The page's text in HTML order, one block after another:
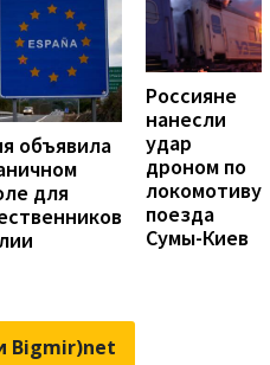
объявила
для
Россияне
нанесли
удар
дроном по
локомотиву
поезда
Сумы-Киев
Bigmir)net